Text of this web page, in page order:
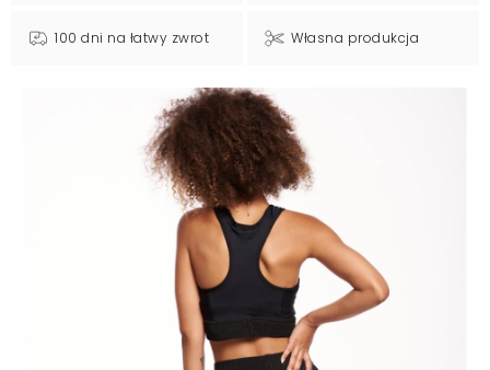
100 dni na łatwy zwrot Własna produkcja